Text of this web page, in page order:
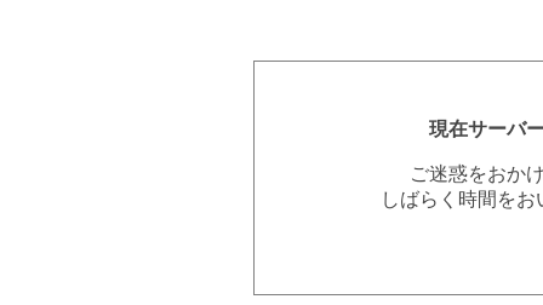
現在サーバ
ご迷惑をおか
しばらく時間を